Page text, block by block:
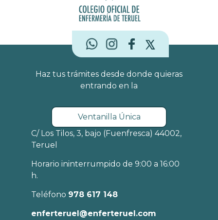
Haz tus trámites desde donde quieras
entrando en la
Ventanilla Única
C/ Los Tilos, 3, bajo (Fuenfresca) 44002,
Teruel
Horario ininterrumpido de 9:00 a 16:00
h.
Teléfono 978 617 148
enferteruel@enferteruel.com